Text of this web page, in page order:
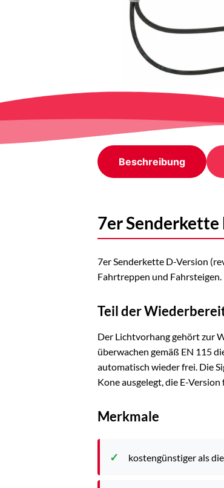
Beschreibung
7er Senderkette
7er Senderkette D-Version
Fahrtreppen und Fahrsteigen.
Teil der
Der Lichtvorhang gehört zur
überwachen gemäß EN 115
automatisch wieder frei. Die
Kone ausgelegt, die E-
Merkmale
kostengünstiger als